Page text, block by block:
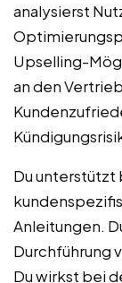
analysierst
Upselling-
an den
Du unterstützt
Anleitungen.
Durchführung
Du wirkst bei